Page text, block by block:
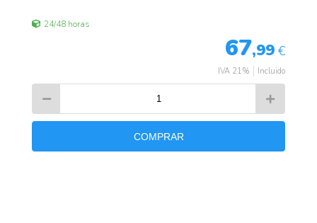
24/48 horas
67,99 €
IVA 21% Incluido
COMPRAR